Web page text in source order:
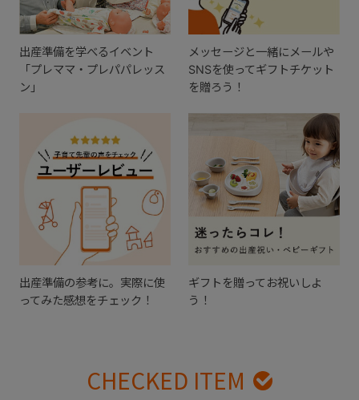
出産準備を学べるイベント
「プレママ・プレパパレッス
ン」
メッセージと一緒にメールや
SNSを使ってギフトチケット
を贈ろう！
出産準備の参考に。実際に使
ってみた感想をチェック！
ギフトを贈ってお祝いしよ
う！
CHECKED ITEM